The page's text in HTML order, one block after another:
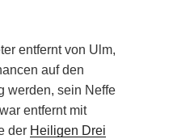
entfernt von Ulm,
auf den
werden, sein Neffe
entfernt mit
der Heiligen Drei